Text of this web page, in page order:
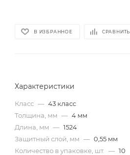
В ИЗБРАННОЕ СРАВНИТЬ
Характеристики
Класс — 43 класс
Толщина, мм — 4 мм
Длина, мм — 1524
Защитный слой, мм — 0,55 мм
Количество в упаковке, шт.
— 10